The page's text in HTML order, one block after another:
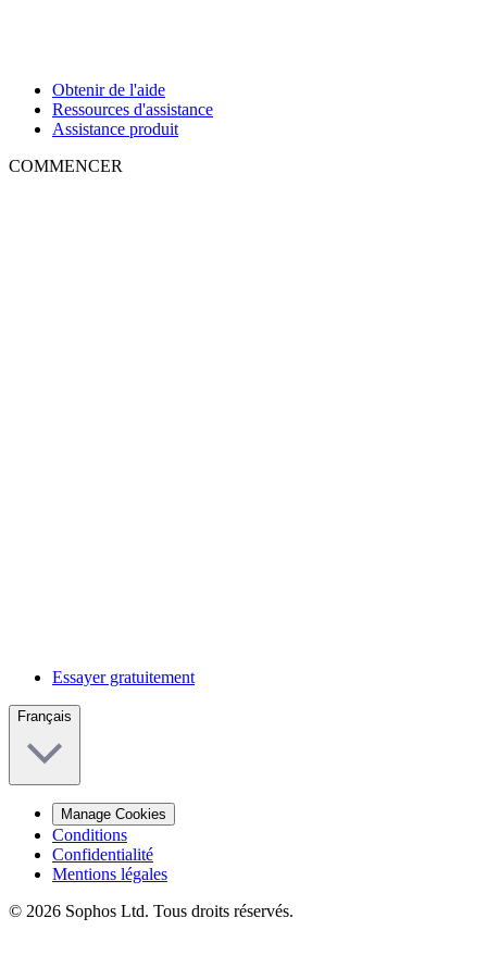
Obtenir de l'aide
Ressources d'assistance
Assistance produit
COMMENCER
Essayer gratuitement
Français
Manage Cookies
Conditions
Confidentialité
Mentions légales
© 2026 Sophos Ltd. Tous droits réservés.